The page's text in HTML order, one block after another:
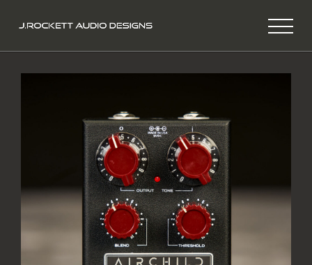
ABOUT
PRODUCTS
ARTISTS
MOVIES
SUPPORT